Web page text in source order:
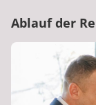
Ablauf der